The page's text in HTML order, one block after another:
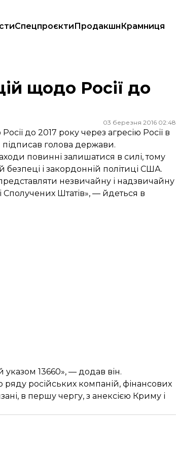
СпецпроєктиПродакшнКрамниця
щодо Росії до
03 березня 2016 02:48
до 2017 року через агресію Росії в
голова держави.
повинні залишатися в силі, тому
безпеці і закордонній політиці США.
незвичайну і надзвичайну
Сполучених Штатів», — йдеться в
13660», — додав він.
російських компаній, фінансових
в першу чергу, з анексією Криму і